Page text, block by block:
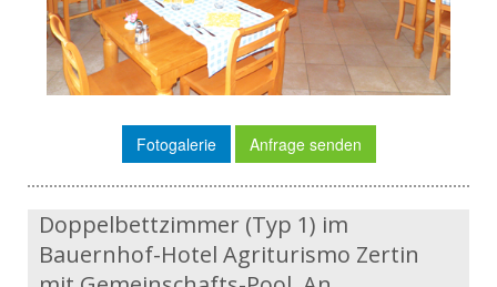
Fotogalerie Anfrage senden
Doppelbettzimmer (Typ 1) im
Bauernhof-Hotel Agriturismo Zertin